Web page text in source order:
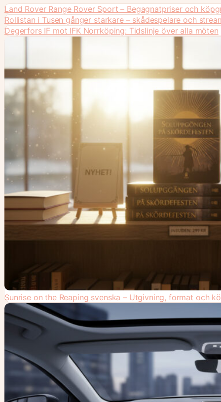
Land Rover Range Rover Sport – Begagnatpriser och
Rollistan i Tusen gånger starkare – skådespelare och
Degerfors IF mot IFK Norrköping: Tidslinje över alla möten
Sunrise on the Reaping svenska – Utgivning, format och